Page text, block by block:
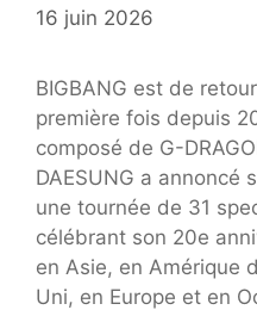
16 juin 2026
BIGBANG est de
première fois depuis
composé de G-
DAESUNG a annoncé
une tournée de 31
célébrant son 20e
en Asie, en Amérique
Uni, en Europe et en